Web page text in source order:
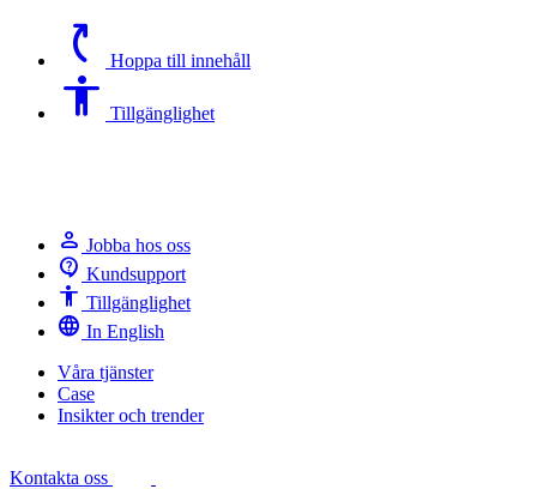
switch_access_shortcut Hoppa till innehåll
Accessibility Tillgänglighet
person Jobba hos oss
contact_support Kundsupport
Accessibility Tillgänglighet
language In English
Våra tjänster
Case
Insikter och trender
Kontakta oss